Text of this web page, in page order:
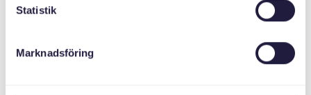
Statistik
Marknadsföring